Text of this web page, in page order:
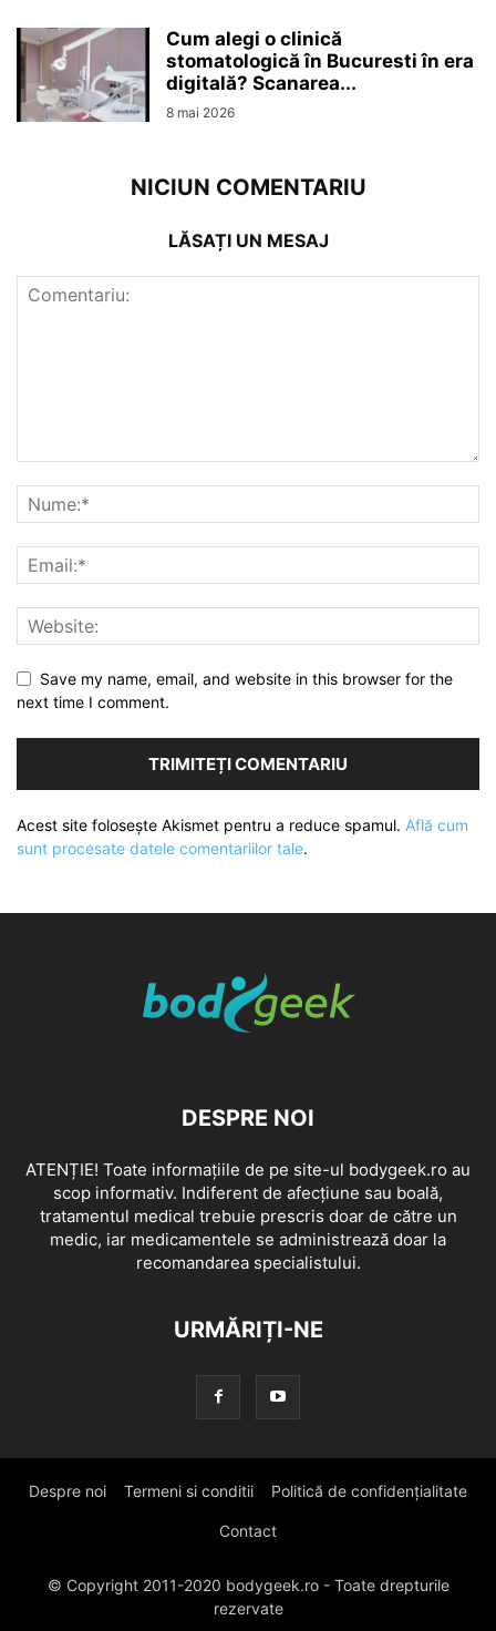
Cum alegi o clinică
stomatologică în Bucuresti în era
digitală? Scanarea...
8 mai 2026
NICIUN COMENTARIU
LĂSAȚI UN MESAJ
Save my name, email, and website in this browser for the
next time I comment.
Acest site folosește Akismet pentru a reduce spamul. Află cum
sunt procesate datele comentariilor tale.
DESPRE NOI
ATENȚIE! Toate informațiile de pe site-ul bodygeek.ro au
scop informativ. Indiferent de afecțiune sau boală,
tratamentul medical trebuie prescris doar de către un
medic, iar medicamentele se administrează doar la
recomandarea specialistului.
URMĂRIȚI-NE
Despre noi Termeni si conditii Politică de confidențialitate
Contact
© Copyright 2011-2020 bodygeek.ro - Toate drepturile
rezervate